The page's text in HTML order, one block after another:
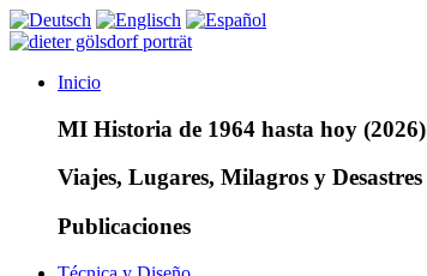
Inicio
MI Historia de 1964 hasta hoy (2026)
Viajes, Lugares, Milagros y Desastres
Publicaciones